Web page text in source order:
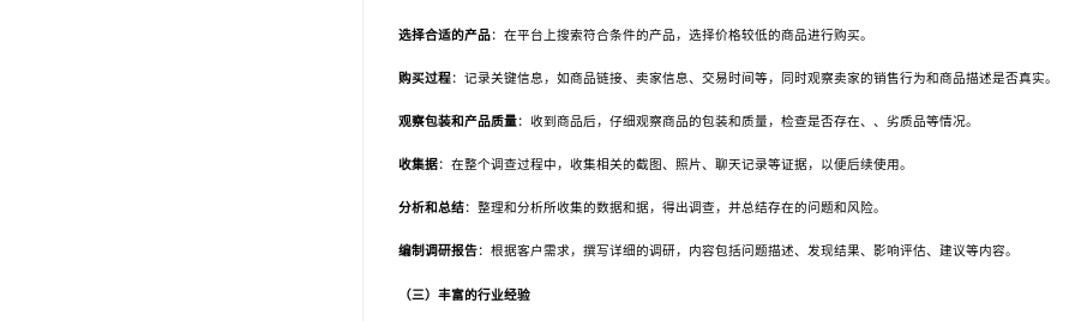
选择合适的产品：在平台上搜索符合条件的产品，选择价格较低的商品进行购买。
购买过程：记录关键信息，如商品链接、卖家信息、交易时间等，同时观察卖家的销售行为和商品描述是否真实。
观察包装和产品质量：收到商品后，仔细观察商品的包装和质量，检查是否存在、、劣质品等情况。
收集据：在整个调查过程中，收集相关的截图、照片、聊天记录等证据，以便后续使用。
分析和总结：整理和分析所收集的数据和据，得出调查，并总结存在的问题和风险。
编制调研报告：根据客户需求，撰写详细的调研，内容包括问题描述、发现结果、影响评估、建议等内容。
（三）丰富的行业经验